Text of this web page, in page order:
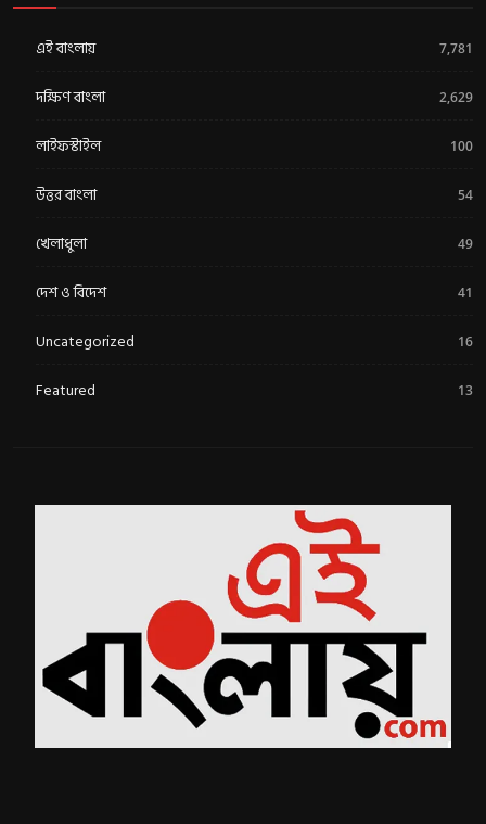
এই বাংলায় 7,781
দক্ষিণ বাংলা 2,629
লাইফস্টাইল 100
উত্তর বাংলা 54
খেলাধুলা 49
দেশ ও বিদেশ 41
Uncategorized 16
Featured 13